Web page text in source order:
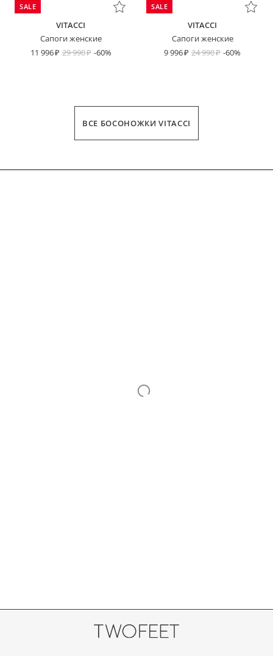
SALE
VITACCI
Сапоги женские
11 996
29 990 -60%
SALE
VITACCI
Сапоги женские
9 996
24 990 -60%
ВСЕ БОСОНОЖКИ VITACCI